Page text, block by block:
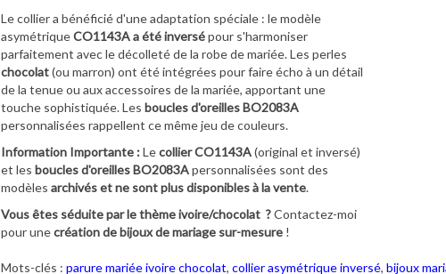
Le collier a bénéficié d'une adaptation spéciale : le modèle
asymétriqueCO1143A a été inversépour s'harmoniser
parfaitement avec le décolleté de la robe de mariée. Les perles
chocolat(ou marron) ont été intégrées pour faire écho à un détail
de la tenue ou aux accessoires de la mariée, apportant une
touche sophistiquée. Les boucles d'oreilles BO2083A
personnalisées rappellent ce même jeu de couleurs.
Information Importante :Lecollier CO1143A(original et inversé)
et les boucles d'oreilles BO2083Apersonnalisées sont des
modèles archivés et ne sont plus disponibles à la vente.
Vous êtes séduite par le thème ivoire/chocolat ?Contactez-moi
pour unecréation de bijoux de mariage sur-mesure!
Mots-clés : parure mariée ivoire chocolat, collier asymétrique inversé, bijoux